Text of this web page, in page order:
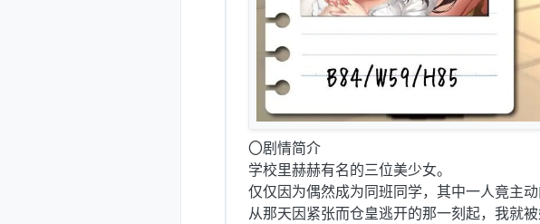
〇剧情简介
学校里赫赫有名的三位美少女。
仅仅因为偶然成为同班同学，其中一人竟主动
从那天因紧张而仓皇逃开的那一刻起，我就被